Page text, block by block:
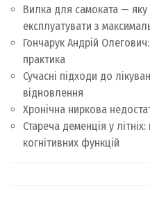
Вилка для самоката —
експлуатувати з
Гончарук Андрій
практика
Сучасні підходи до
відновлення
Хронічна ниркова
Стареча деменція у
когнітивних функцій